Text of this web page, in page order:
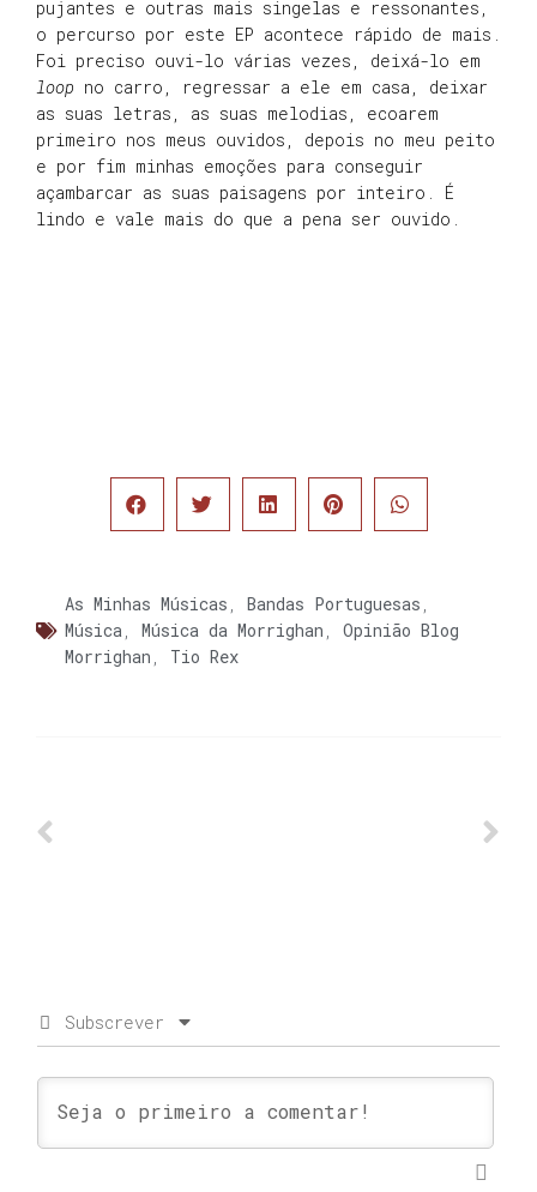
pujantes e outras mais singelas e ressonantes,
o percurso por este EP acontece rápido de mais.
Foi preciso ouvi-lo várias vezes, deixá-lo em
loop no carro, regressar a ele em casa, deixar
as suas letras, as suas melodias, ecoarem
primeiro nos meus ouvidos, depois no meu peito
e por fim minhas emoções para conseguir
açambarcar as suas paisagens por inteiro. É
lindo e vale mais do que a pena ser ouvido.
As Minhas Músicas , Bandas Portuguesas ,
Música, Música da Morrighan , Opinião Blog
Morrighan , Tio Rex
Subscrever